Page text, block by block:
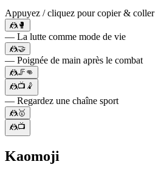
Appuyez / cliquez pour copier & coller
🤼🥊
— La lutte comme mode de vie
🤼🤝
— Poignée de main après le combat
🤼🦵👊
🤼📺🤾
— Regardez une chaîne sport
🤼🥇
🤼📺
Kaomoji